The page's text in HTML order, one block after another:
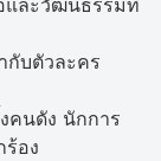
และวัฒนธรรมที่
บตัวละคร
คนดัง นักการ
อง